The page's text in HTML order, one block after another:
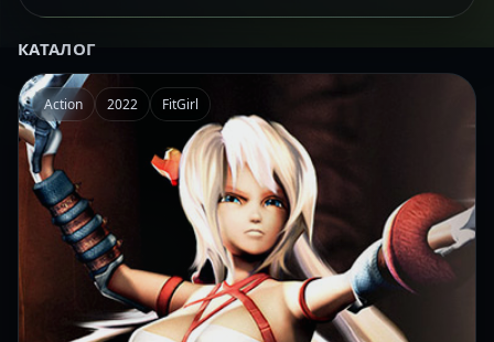
КАТАЛОГ
Action 2022 FitGirl